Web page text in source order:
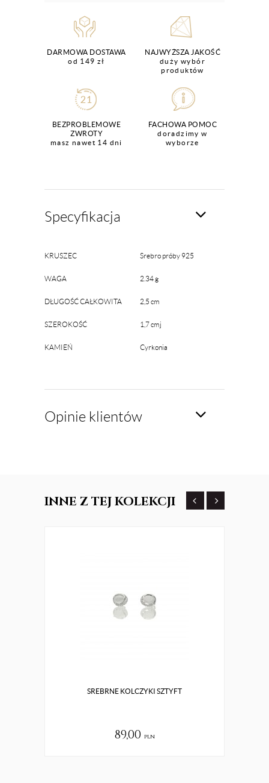
DARMOWA DOSTAWA
od 149 zł
NAJWYŻSZA JAKOŚĆ
duży wybór
produktów
BEZPROBLEMOWE
ZWROTY
masz nawet 14 dni
FACHOWA POMOC
doradzimy w
wyborze
Specyfikacja
KRUSZEC Srebro próby 925
WAGA 2.34 g
DŁUGOŚĆ CAŁKOWITA 2,5 cm
SZEROKOŚĆ 1,7 cmj
KAMIEŃ Cyrkonia
Opinie klientów
INNE Z TEJ KOLEKCJI
SREBRNE KOLCZYKI SZTYFT
89,00 pln